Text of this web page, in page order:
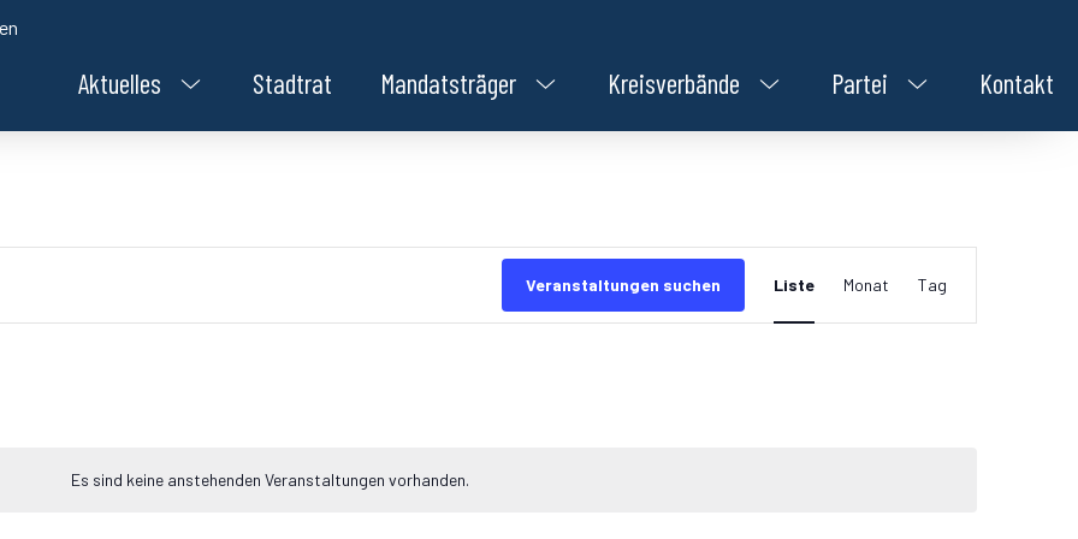
Aktuelles Stadtrat Mandatsträger Kreisverbände Partei Kontakt
Es sind keine anstehenden Veranstaltungen vorhanden.
Veranstaltungen suchen
Ansichten-
Liste Monat Tag